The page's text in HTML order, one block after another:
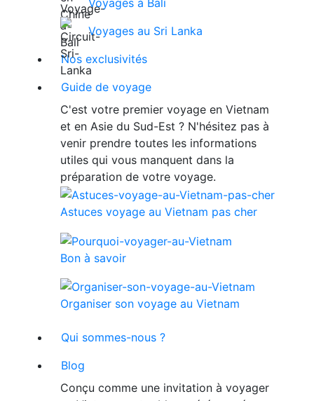
Voyages à Bali
Voyages au Sri Lanka
Nos exclusivités
Guide de voyage
C'est votre premier voyage en Vietnam
et en Asie du Sud-Est ? N'hésitez pas à
venir prendre toutes les informations
utiles qui vous manquent dans la
préparation de votre voyage.
Astuces voyage au Vietnam pas cher
Bon à savoir
Organiser son voyage au Vietnam
Qui sommes-nous ?
Blog
Conçu comme une invitation à voyager